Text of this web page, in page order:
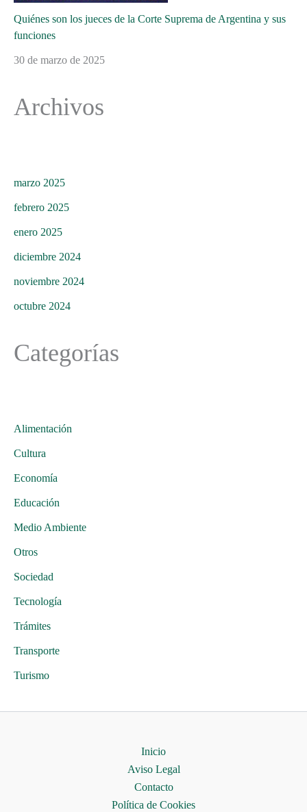
Quiénes son los jueces de la Corte Suprema de Argentina y sus
funciones
30 de marzo de 2025
Archivos
marzo 2025
febrero 2025
enero 2025
diciembre 2024
noviembre 2024
octubre 2024
Categorías
Alimentación
Cultura
Economía
Educación
Medio Ambiente
Otros
Sociedad
Tecnología
Trámites
Transporte
Turismo
Inicio
Aviso Legal
Contacto
Política de Cookies